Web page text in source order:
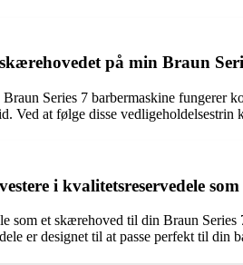
på min Braun
Series 7 barbermaskine fungerer
Ved at følge disse
i kvalitetsreservedele
som et skærehoved til din Braun
er designet til at passe perfekt til din